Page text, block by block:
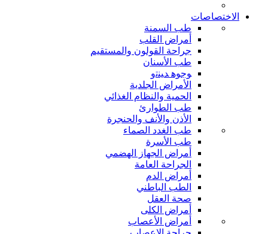
الاختصاصات
طب السمنة
أمراض القلب
جراحة القولون والمستقيم
طب الأسنان
ﻮﺟﻮﻫ ﺪﻴﻨﺗﻭ
الأمراض الجلدية
الحمية والنظام الغذائي
طب الطوارئ
الأذن والأنف والحنجرة
طب الغدد الصماء
طب الأسرة
أمراض الجهاز الهضمي
الجراحة العامة
أمراض الدم
الطب الباطني
صحة العقل
أمراض الكلى
أمراض الأعصاب